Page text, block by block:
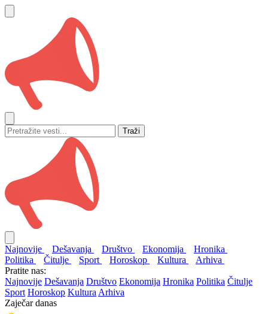
Traži
Najnovije Dešavanja Društvo Ekonomija
Hronika
Politika
Čitulje Sport Horoskop Kultura
Arhiva
Pratite nas:
Najnovije Dešavanja Društvo Ekonomija Hronika Politika Čitulje
Sport Horoskop Kultura Arhiva
Zaječar danas